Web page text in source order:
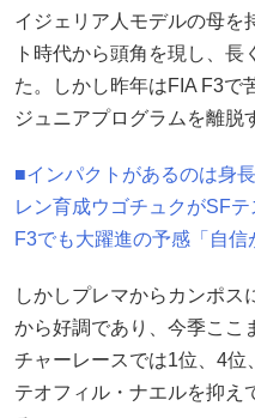
イジェリア人モデルの母を
ト時代から頭角を現し、
た。しかし昨年はFIA F3で
ジュニアプログラムを離脱
■インパクトがあるのは身
レン育成ウゴチュクがSF
F3でも大躍進の予感「自信
しかしプレマからカンポス
から好調であり、今季ここ
チャーレースでは1位、4
テオフィル・ナエルを抑え